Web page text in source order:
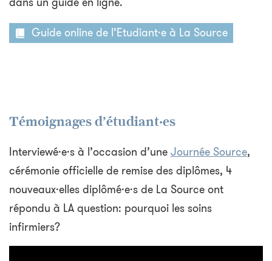
Guide online de l’Etudiant·e à La Source
Témoignages d’étudiant·es
Interviewé·e·s à l’occasion d’uneJournée Source,
cérémonie officielle de remise des diplômes, 4
nouveaux·elles diplômé·e·s de La Source ont
répondu à LA question: pourquoi les soins
infirmiers?